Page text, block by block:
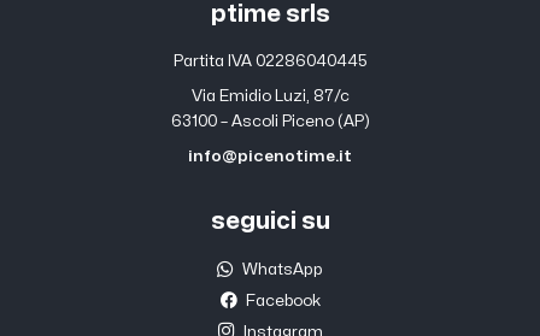
ptime srls
Partita IVA 02286040445
Via Emidio Luzi, 87/c
63100 – Ascoli Piceno (AP)
info@picenotime.it
seguici su
WhatsApp
Facebook
Instagram